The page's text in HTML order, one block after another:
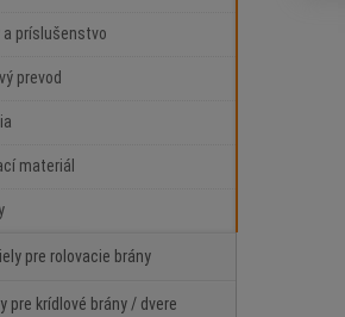
a príslušenstvo
prevod
materiál
pre rolovacie brány
pre krídlové brány / dvere